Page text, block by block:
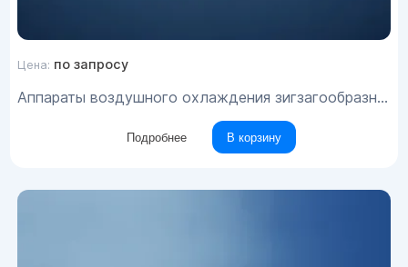
Цена: по запросу
Аппараты воздушного охлаждения зигзагообразные типа АВЗ
Подробнее В корзину